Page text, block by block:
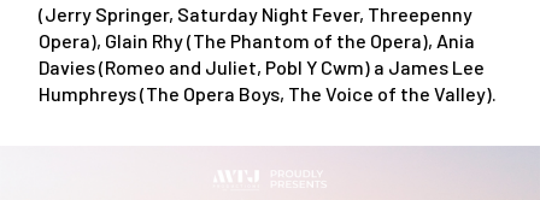
(Jerry Springer, Saturday Night Fever, Threepenny
Opera), Glain Rhy (The Phantom of the Opera), Ania
Davies (Romeo and Juliet, Pobl Y Cwm) a James Lee
Humphreys (The Opera Boys, The Voice of the Valley).